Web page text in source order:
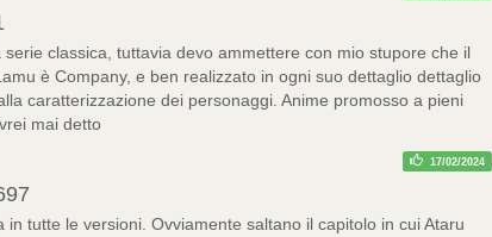
serie classica, tuttavia devo ammettere con mio stupore che il
è Company, e ben realizzato in ogni suo dettaglio dettaglio
caratterizzazione dei personaggi. Anime promosso a pieni
mai detto
17/02/2024
in tutte le versioni. Ovviamente saltano il capitolo in cui Ataru